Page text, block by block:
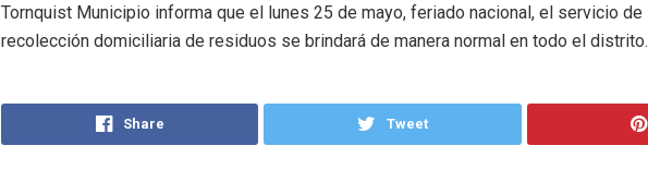
Tornquist Municipio informa que el lunes 25 de mayo, feriado nacional, el servicio de
recolección domiciliaria de residuos se brindará de manera normal en todo el distrito.
Share Tweet